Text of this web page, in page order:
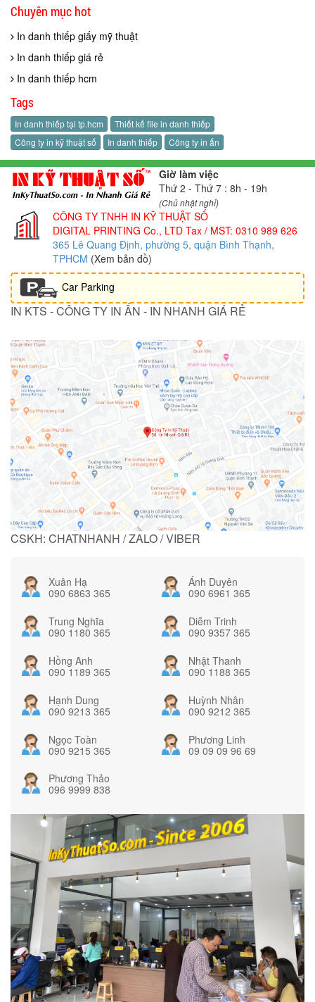
Chuyên mục hot
In danh thiếp giấy mỹ thuật
In danh thiếp giá rẻ
In danh thiếp hcm
Tags
In danh thiếp tại tp.hcm
Thiết kế file in danh thiếp
Công ty in kỹ thuật số
In danh thiếp Công ty in ấn
Giờ làm việc
Thứ 2 - Thứ 7 : 8h - 19h
(Chủ nhật nghỉ)
CÔNG TY TNHH IN KỸ THUẬT SỐ
DIGITAL PRINTING Co., LTD Tax / MST: 0310 989 626
365 Lê Quang Định, phường 5, quận Bình Thạnh,
TPHCM (Xem bản đồ)
Car Parking
IN KTS - CÔNG TY IN ẤN - IN NHANH GIÁ RẺ
CSKH: CHATNHANH / ZALO / VIBER
Xuân Hạ
090 6863 365
Ánh Duyên
090 6961 365
Trung Nghĩa
090 1180 365
Diễm Trinh
090 9357 365
Hồng Anh
090 1189 365
Nhật Thanh
090 1188 365
Hạnh Dung
090 9213 365
Huỳnh Nhân
090 9212 365
Ngọc Toàn
090 9215 365
Phương Linh
09 09 09 96 69
Phương Thảo
096 9999 838